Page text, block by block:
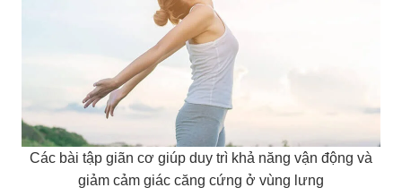
Các bài tập giãn cơ giúp duy trì khả năng vận động và
giảm cảm giác căng cứng ở vùng lưng